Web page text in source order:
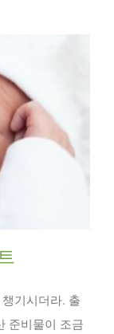
기시더라. 출
준비물이 조금